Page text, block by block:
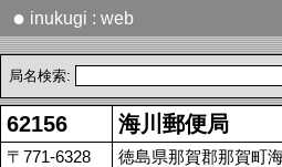
● inukugi : web
局名検索:
62156 海川郵便局
〒771-6328 徳島県那賀郡那賀町